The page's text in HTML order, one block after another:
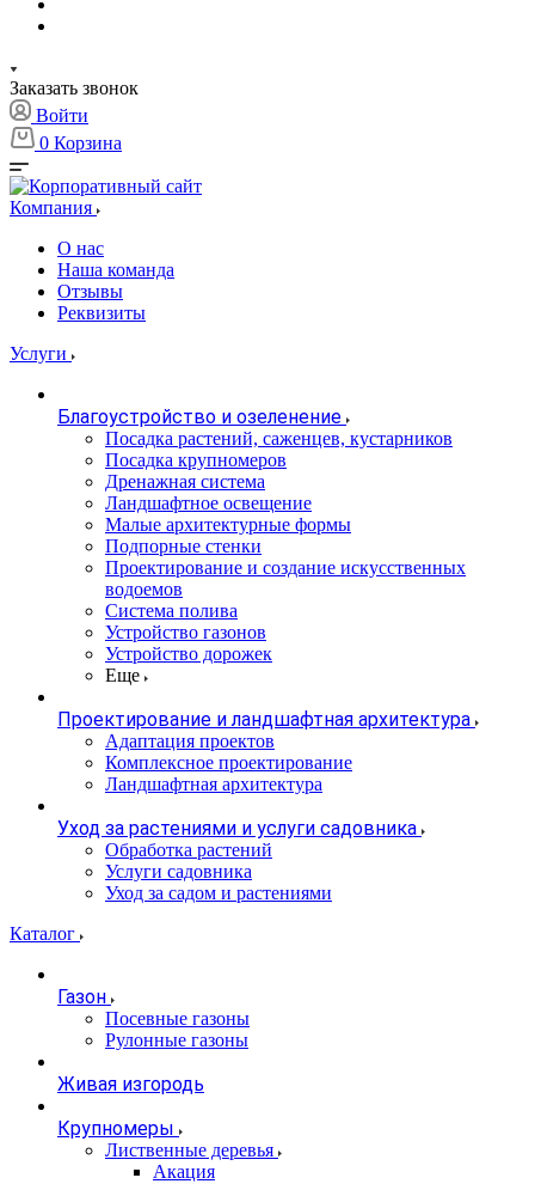
Заказать звонок
Войти
0 Корзина
Компания
О нас
Наша команда
Отзывы
Реквизиты
Услуги
Благоустройство и озеленение
Посадка растений, саженцев, кустарников
Посадка крупномеров
Дренажная система
Ландшафтное освещение
Малые архитектурные формы
Подпорные стенки
Проектирование и создание искусственных
водоемов
Система полива
Устройство газонов
Устройство дорожек
Еще
Проектирование и ландшафтная архитектура
Адаптация проектов
Комплексное проектирование
Ландшафтная архитектура
Уход за растениями и услуги садовника
Обработка растений
Услуги садовника
Уход за садом и растениями
Каталог
Газон
Посевные газоны
Рулонные газоны
Живая изгородь
Крупномеры
Лиственные деревья
Акация